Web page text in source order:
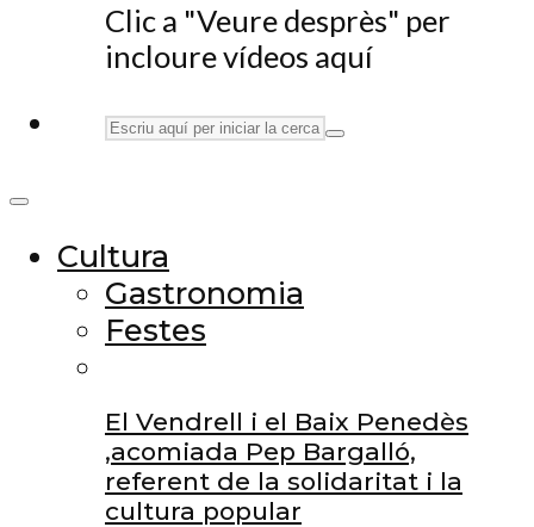
Clic a "Veure desprès" per
incloure vídeos aquí
Cultura
Gastronomia
Festes
El Vendrell i el Baix Penedès
,acomiada Pep Bargalló,
referent de la solidaritat i la
cultura popular